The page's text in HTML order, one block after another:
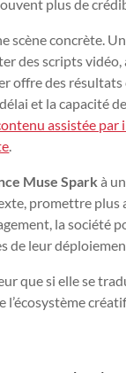
plus de
scène concrète.
des scripts
offre des
et la capacité
assistée
.
Muse Spark à
promettre plus
la
de leur
que si elle se
l’écosystème